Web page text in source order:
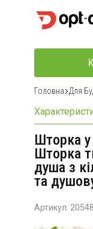
Головна Для
Шторка
Шторка
душа з
та
Артикул: